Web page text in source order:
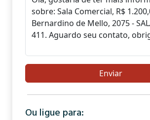
Ou ligue para: